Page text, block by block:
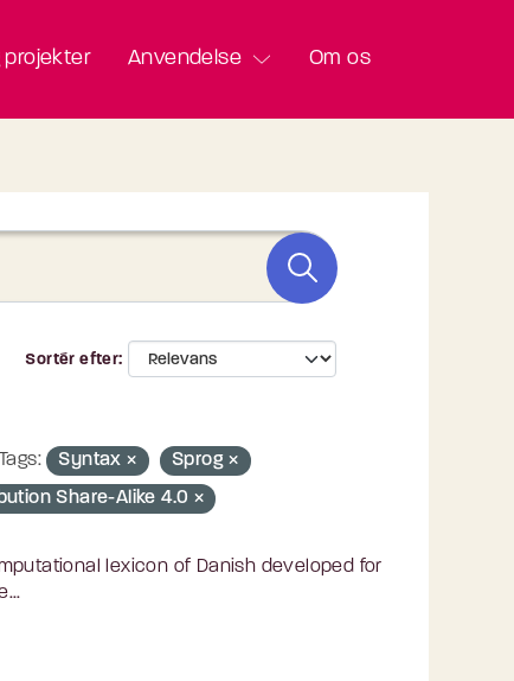
projekter Anvendelse Om os
Sortér efter
Tags: Syntax
Sprog
Share-Alike 4.0
lexicon of Danish developed for